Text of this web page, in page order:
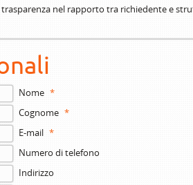
trasparenza nel rapporto tra richiedente e
Nome *
Cognome *
E-mail *
Numero di telefono
Indirizzo